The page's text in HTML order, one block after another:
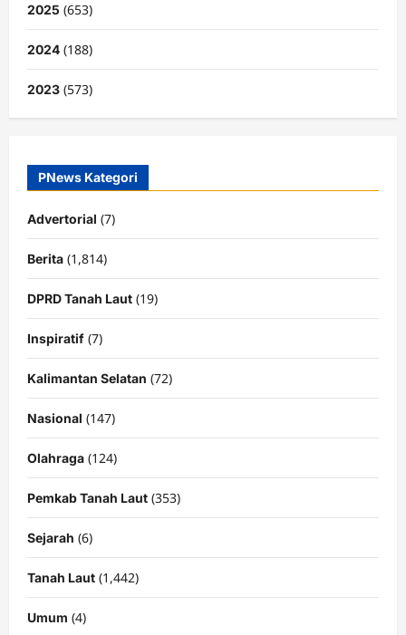
2025 (653)
2024 (188)
2023 (573)
PNews Kategori
Advertorial (7)
Berita (1,814)
DPRD Tanah Laut (19)
Inspiratif (7)
Kalimantan Selatan (72)
Nasional (147)
Olahraga (124)
Pemkab Tanah Laut (353)
Sejarah (6)
Tanah Laut (1,442)
Umum (4)